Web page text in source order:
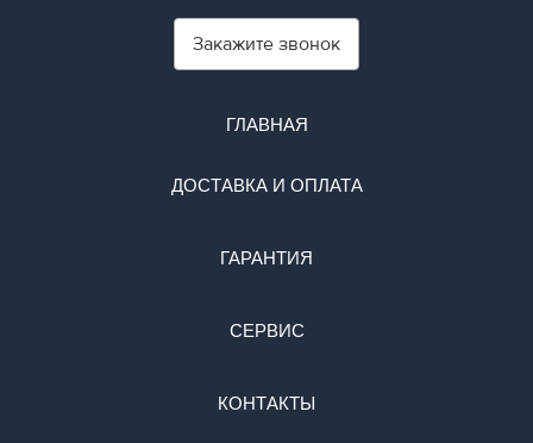
Закажите звонок
ГЛАВНАЯ
ДОСТАВКА И ОПЛАТА
ГАРАНТИЯ
СЕРВИС
КОНТАКТЫ